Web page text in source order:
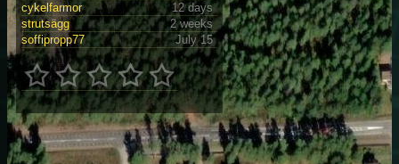
cykelfarmor
12 days
strutsägg
2 weeks
soffipropp77
July 15